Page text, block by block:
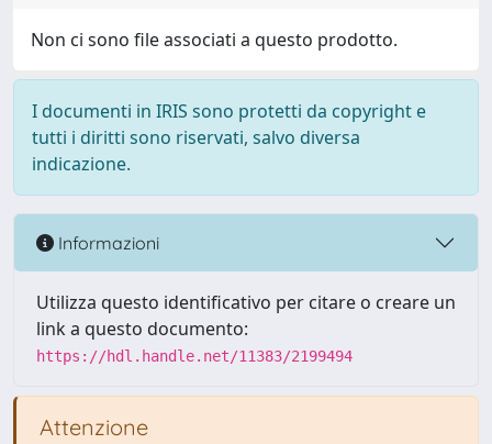
Non ci sono file associati a questo prodotto.
I documenti in IRIS sono protetti da copyright e
tutti i diritti sono riservati, salvo diversa
indicazione.
Informazioni
Utilizza questo identificativo per citare o creare un
link a questo documento:
https://hdl.handle.net/11383/2199494
Attenzione